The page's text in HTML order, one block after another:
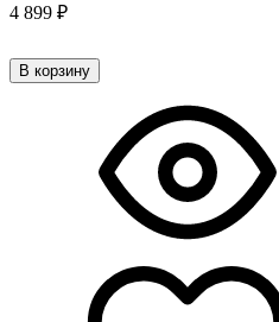
4 899 ₽
В корзину